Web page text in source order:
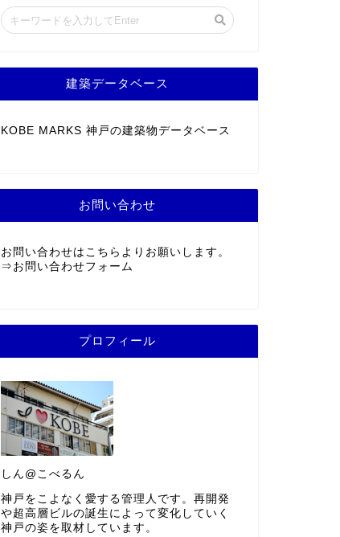
建築データベース
KOBE MARKS 神戸の建築物データベース
お問い合わせ
お問い合わせはこちらよりお願いします。
⇒ お問い合わせフォーム
プロフィール
しん@こべるん
神戸をこよなく愛する管理人です。再開発
や超高層ビルの誕生によって変化していく
神戸の姿を取材しています。